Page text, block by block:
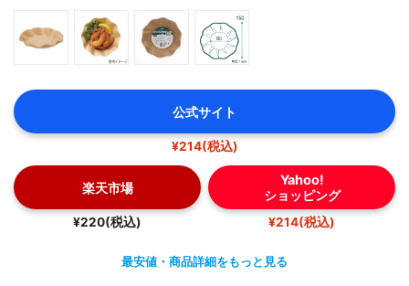
公式サイト
¥214(税込)
楽天市場
¥220(税込)
Yahoo!
ショッピング
¥214(税込)
最安値・商品詳細をもっと見る